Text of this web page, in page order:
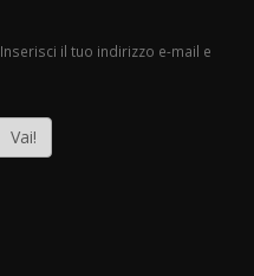
il tuo indirizzo e-mail e
Vai!